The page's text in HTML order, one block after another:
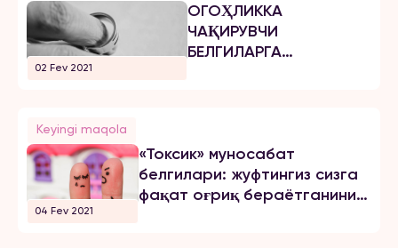
02 Fev 2021
ОГОҲЛИККА
ЧАҚИРУВЧИ
БЕЛГИЛАРГА
Keyingi maqola
04 Fev 2021
«Токсик» муносабат
белгилари: жуфтингиз сизга
фақат оғриқ бераётганини